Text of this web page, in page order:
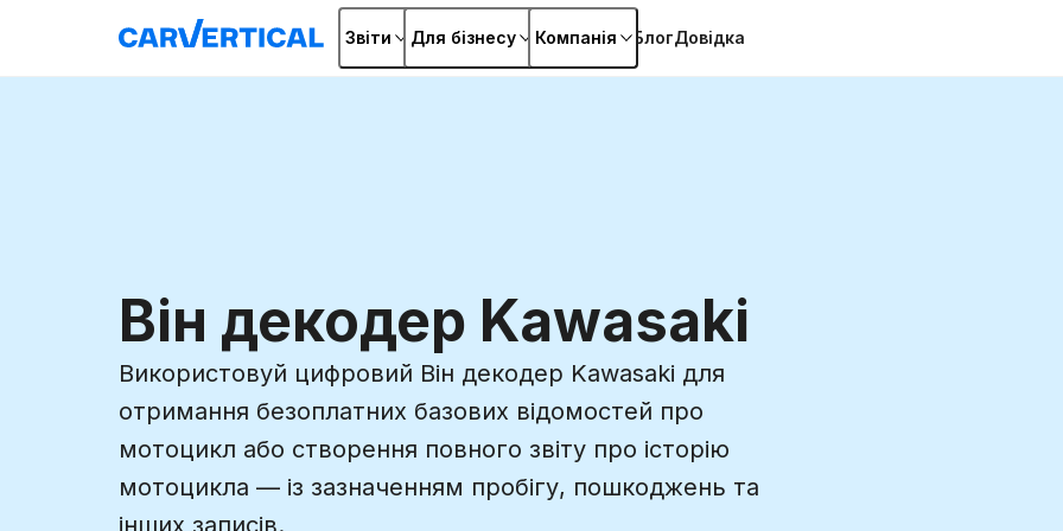
Звіти Для бізнесу Компанія БлогДовідка
Він декодер Kawasaki
Використовуй цифровий Він декодер Kawasaki для
отримання безоплатних базових відомостей про
мотоцикл або створення повного звіту про історію
мотоцикла — із зазначенням пробігу, пошкоджень та
інших записів.